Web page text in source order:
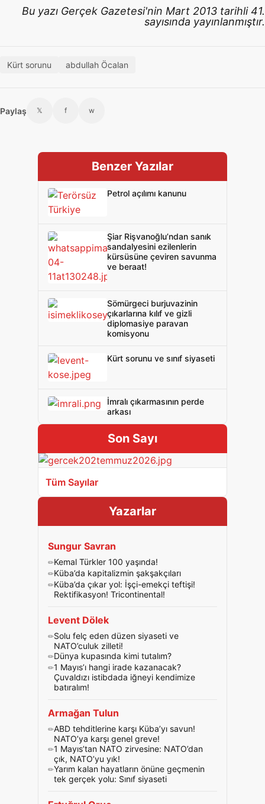
Bu yazı Gerçek Gazetesi'nin Mart 2013 tarihli 41.
sayısında yayınlanmıştır.
Kürt sorunu abdullah Öcalan
Paylaş 𝕏 f w
Benzer Yazılar
Petrol açılımı kanunu
Şiar Rişvanoğlu’ndan sanık
sandalyesini ezilenlerin
kürsüsüne çeviren savunma
ve beraat!
Sömürgeci burjuvazinin
çıkarlarına kılıf ve gizli
diplomasiye paravan
komisyonu
Kürt sorunu ve sınıf siyaseti
İmralı çıkarmasının perde
arkası
Son Sayı
Tüm Sayılar
Yazarlar
Sungur Savran
Kemal Türkler 100 yaşında!
Küba’da kapitalizmin şakşakçıları
Küba’da çıkar yol: İşçi-emekçi teftişi!
Rektifikasyon! Tricontinental!
Levent Dölek
Solu felç eden düzen siyaseti ve
NATO’culuk zilleti!
Dünya kupasında kimi tutalım?
1 Mayıs’ı hangi irade kazanacak?
Çuvaldızı istibdada iğneyi kendimize
batıralım!
Armağan Tulun
ABD tehditlerine karşı Küba’yı savun!
NATO’ya karşı genel greve!
1 Mayıs’tan NATO zirvesine: NATO’dan
çık, NATO’yu yık!
Yarım kalan hayatların önüne geçmenin
tek gerçek yolu: Sınıf siyaseti